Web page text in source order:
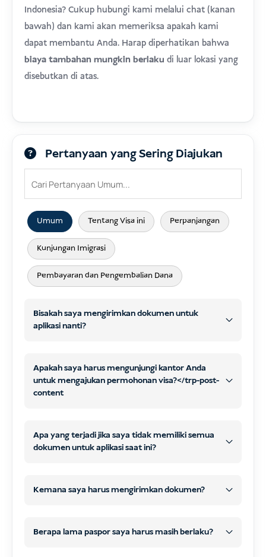
Indonesia? Cukup hubungi kami melalui chat (kanan
bawah) dan kami akan memeriksa apakah kami
dapat membantu Anda. Harap diperhatikan bahwa
biaya tambahan mungkin berlaku di luar lokasi yang
disebutkan di atas.
Pertanyaan yang Sering Diajukan
Umum Tentang Visa ini Perpanjangan
Kunjungan Imigrasi
Pembayaran dan Pengembalian Dana
Bisakah saya mengirimkan dokumen untuk
aplikasi nanti?
aplikasi visa Anda
Apakah saya harus mengunjungi kantor Anda
untuk mengajukan permohonan visa?</trp-post-
content
kami
Apa yang terjadi jika saya tidak memiliki semua
dokumen untuk aplikasi saat ini?
nanti
WhatsApp atau email
memproses visa Anda
Kemana saya harus mengirimkan dokumen?
Berapa lama paspor saya harus masih berlaku?